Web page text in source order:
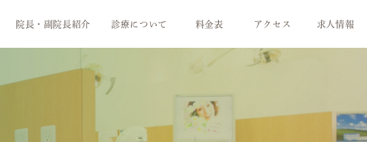
院長・副院長紹介 診療について
治療の流れ
気持ちいい！お口のメンテナンス
歯周病治療
料金表 アクセス 求人情報